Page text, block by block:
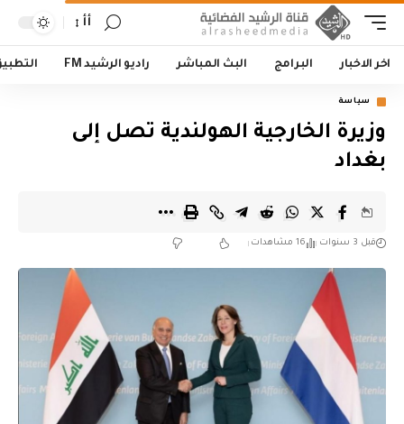
أأ
اخر الاخبار البرامج البث المباشر راديو الرشيد FM
سياسة
وزيرة الخارجية الهولندية تصل إلى
بغداد
قبل 3 سنوات 16 مشاهدات